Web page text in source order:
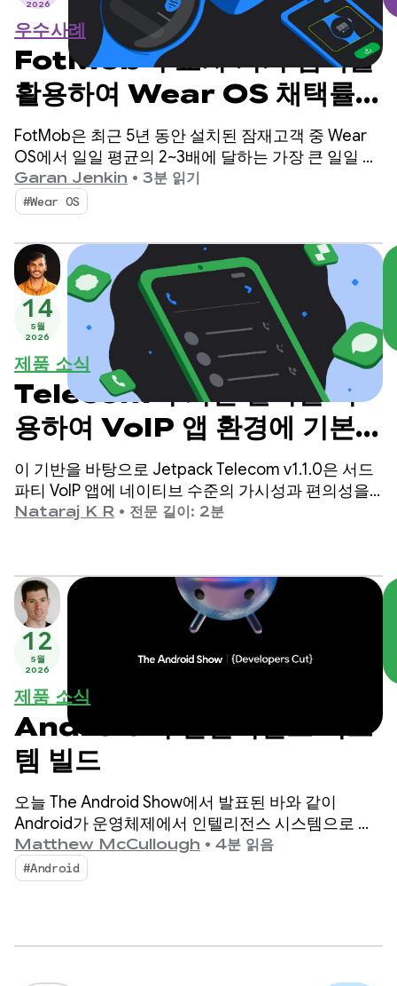
2026
우수사례
FotMob이 교차 기기 검색을
활용하여 Wear OS 채택률을
높인 방법
FotMob은 최근 5년 동안 설치된 잠재고객 중 Wear
OS에서 일일 평균의 2~3배에 달하는 가장 큰 일일 증
가를 경험했습니다. 비결은 무엇일까요? 사용자가 휴
대전화에서 직접 Wear OS 앱을 검색할 수 있도록 지
원하는 간단한 교차 기기 설치 흐름
Garan Jenkin • 3분 읽기
#Wear OS
14
5월
2026
제품 소식
Telecom의 최신 알파를 사
용하여 VoIP 앱 환경에 기본
공개 상태 제공
이 기반을 바탕으로 Jetpack Telecom v1.1.0은 서드
파티 VoIP 앱에 네이티브 수준의 가시성과 편의성을
제공합니다.
Nataraj K R • 전문 길이: 2분
12
5월
2026
제품 소식
Android의 인텔리전스 시스
템 빌드
오늘 The Android Show에서 발표된 바와 같이
Android가 운영체제에서 인텔리전스 시스템으로 전
환되어 앱과의 상호작용 기회가 늘어납니다.
Matthew McCullough • 4분 읽음
#Android